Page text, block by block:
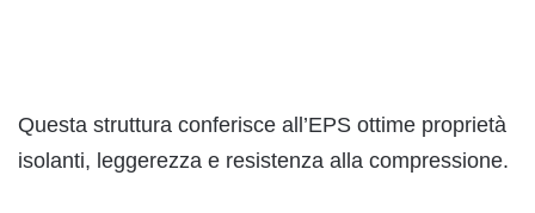
Questa struttura conferisce all’EPS ottime proprietà
isolanti, leggerezza e resistenza alla compressione.